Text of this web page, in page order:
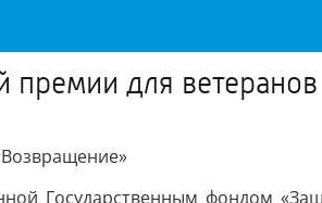
премии для
Государственным фондом